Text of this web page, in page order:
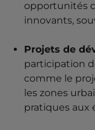
opportunités
innovants,
Projets de
participation
comme le
les zones
pratiques aux